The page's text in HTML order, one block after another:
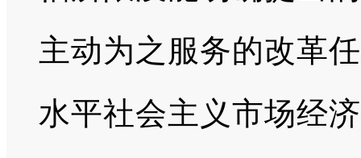
主动为之服务的改革
水平社会主义市场经